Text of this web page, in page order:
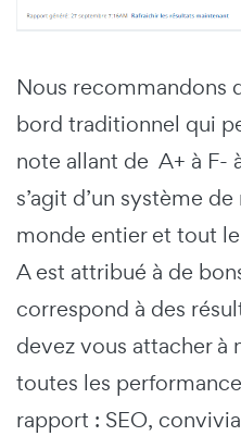
Nous recommandons
bord traditionnel qui
note allant de A+ à F-
s’agit d’un système
monde entier et tout
A est attribué à de
correspond à des
devez vous attacher
toutes les
rapport : SEO,